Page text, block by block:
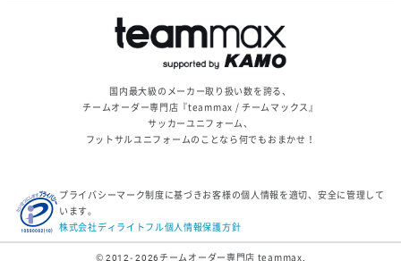
国内最大級のメーカー取り扱い数を誇る、
チームオーダー専門店『teammax / チームマックス』
サッカーユニフォーム、
フットサルユニフォームのことなら何でもおまかせ！
プライバシーマーク制度に基づきお客様の個人情報を適切、安全に管理して
います。
株式会社ディライトフル個人情報保護方針
© 2012- 2026 チームオーダー専門店 teammax.